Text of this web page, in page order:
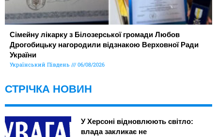
Сімейну лікарку з Білозерської громади Любов
Дрогобицьку нагородили відзнакою Верховної Ради
України
Український Південь 06/08/2026
СТРІЧКА НОВИН
У Херсоні відновлюють світло:
влада закликає не